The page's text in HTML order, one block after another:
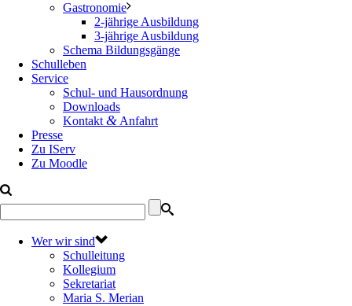
Gastronomie
2-jährige Ausbildung
3-jährige Ausbildung
Schema Bildungsgänge
Schulleben
Service
Schul- und Hausordnung
Downloads
Kontakt & Anfahrt
Presse
Zu IServ
Zu Moodle
Wer wir sind
Schulleitung
Kollegium
Sekretariat
Maria S. Merian